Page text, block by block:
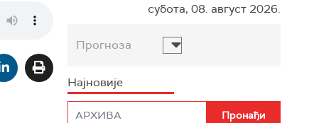
субота, 08. август 2026.
Прогноза
Најновије